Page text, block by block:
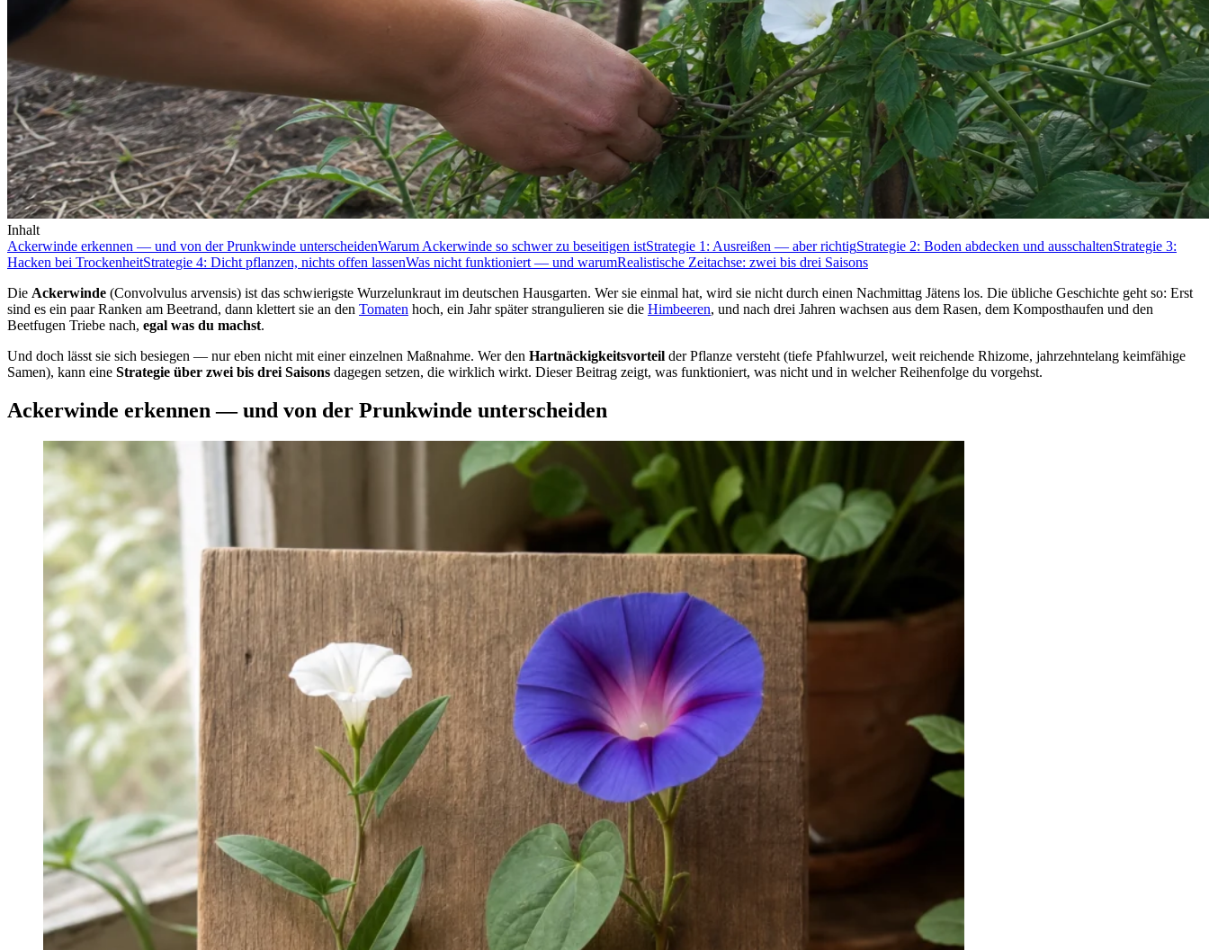
Inhalt
Ackerwinde erkennen — und von der Prunkwinde unterscheidenWarum Ackerwinde so schwer zu beseitigen istStrategie 1: Ausreißen — aber richtigStrategie 2: Boden abdecken und ausschaltenStrategie 3:
Hacken bei TrockenheitStrategie 4: Dicht pflanzen, nichts offen lassenWas nicht funktioniert — und warumRealistische Zeitachse: zwei bis drei Saisons
Die Ackerwinde (Convolvulus arvensis) ist das schwierigste Wurzelunkraut im deutschen Hausgarten. Wer sie einmal hat, wird sie nicht durch einen Nachmittag Jätens los. Die übliche Geschichte geht so: Erst
sind es ein paar Ranken am Beetrand, dann klettert sie an den Tomaten hoch, ein Jahr später strangulieren sie die Himbeeren, und nach drei Jahren wachsen aus dem Rasen, dem Komposthaufen und den
Beetfugen Triebe nach, egal was du machst.
Und doch lässt sie sich besiegen — nur eben nicht mit einer einzelnen Maßnahme. Wer den Hartnäckigkeits­vorteil der Pflanze versteht (tiefe Pfahlwurzel, weit reichende Rhizome, jahrzehnte­lang keimfähige
Samen), kann eine Strategie über zwei bis drei Saisons dagegen setzen, die wirklich wirkt. Dieser Beitrag zeigt, was funktioniert, was nicht und in welcher Reihenfolge du vorgehst.
Ackerwinde erkennen — und von der Prunkwinde unterscheiden